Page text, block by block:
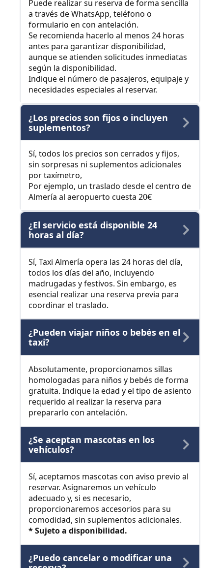
Puede realizar su reserva de forma sencilla
a través de WhatsApp, teléfono o
formulario en con antelación.
Se recomienda hacerlo al menos 24 horas
antes para garantizar disponibilidad,
aunque se atienden solicitudes inmediatas
según la disponibilidad.
Indique el número de pasajeros, equipaje y
necesidades especiales al reservar.
¿Los precios son fijos o incluyen
suplementos?
Sí, todos los precios son cerrados y fijos,
sin sorpresas ni suplementos adicionales
por taxímetro,
Por ejemplo, un traslado desde el centro de
Almería al aeropuerto cuesta 20€
¿El servicio está disponible 24
horas al día?
Sí, Taxi Almería opera las 24 horas del día,
todos los días del año, incluyendo
madrugadas y festivos. Sin embargo, es
esencial realizar una reserva previa para
coordinar el traslado.
¿Pueden viajar niños o bebés en el
taxi?
Absolutamente, proporcionamos sillas
homologadas para niños y bebés de forma
gratuita. Indique la edad y el tipo de asiento
requerido al realizar la reserva para
prepararlo con antelación.
¿Se aceptan mascotas en los
vehículos?
Sí, aceptamos mascotas con aviso previo al
reservar. Asignaremos un vehículo
adecuado y, si es necesario,
proporcionaremos accesorios para su
comodidad, sin suplementos adicionales.
* Sujeto a disponibilidad.
¿Puedo cancelar o modificar una